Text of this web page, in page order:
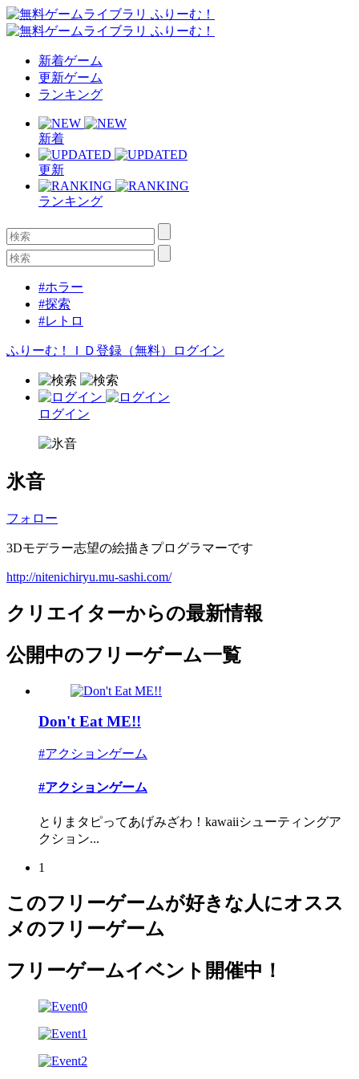
新着ゲーム
更新ゲーム
ランキング
新着
更新
ランキング
#ホラー
#探索
#レトロ
ふりーむ！ＩＤ登録（無料） ログイン
ログイン
氷音
フォロー
3Dモデラー志望の絵描きプログラマーです
http://nitenichiryu.mu-sashi.com/
クリエイターからの最新情報
公開中のフリーゲーム一覧
Don't Eat ME!!
#アクションゲーム
#アクションゲーム
とりまタピってあげみざわ！kawaiiシューティングア
クション...
1
このフリーゲームが好きな人にオスス
メのフリーゲーム
フリーゲームイベント開催中！